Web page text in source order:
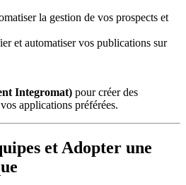
la gestion de vos prospects et
et automatiser vos publications sur
Integromat) pour créer des
applications préférées.
et Adopter une